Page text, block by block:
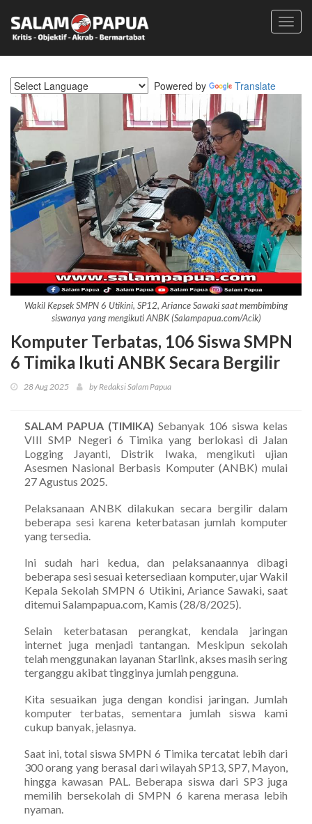
Powered by Translate
Wakil Kepsek SMPN 6 Utikini, SP12, Ariance Sawaki saat membimbing
siswanya yang mengikuti ANBK (Salampapua.com/Acik)
Komputer Terbatas, 106 Siswa SMPN
6 Timika Ikuti ANBK Secara Bergilir
28 Aug 2025 by Redaksi Salam Papua
SALAM PAPUA (TIMIKA) Sebanyak 106 siswa kelas
VIII SMP Negeri 6 Timika yang berlokasi di Jalan
Logging Jayanti, Distrik Iwaka, mengikuti ujian
Asesmen Nasional Berbasis Komputer (ANBK) mulai
27 Agustus 2025.
Pelaksanaan ANBK dilakukan secara bergilir dalam
beberapa sesi karena keterbatasan jumlah komputer
yang tersedia.
Ini sudah hari kedua, dan pelaksanaannya dibagi
beberapa sesi sesuai ketersediaan komputer, ujar Wakil
Kepala Sekolah SMPN 6 Utikini, Ariance Sawaki, saat
ditemui Salampapua.com, Kamis (28/8/2025).
Selain keterbatasan perangkat, kendala jaringan
internet juga menjadi tantangan. Meskipun sekolah
telah menggunakan layanan Starlink, akses masih sering
terganggu akibat tingginya jumlah pengguna.
Kita sesuaikan juga dengan kondisi jaringan. Jumlah
komputer terbatas, sementara jumlah siswa kami
cukup banyak, jelasnya.
Saat ini, total siswa SMPN 6 Timika tercatat lebih dari
300 orang yang berasal dari wilayah SP13, SP7, Mayon,
hingga kawasan PAL. Beberapa siswa dari SP3 juga
memilih bersekolah di SMPN 6 karena merasa lebih
nyaman.